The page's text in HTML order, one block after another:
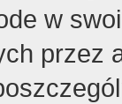
w
przez